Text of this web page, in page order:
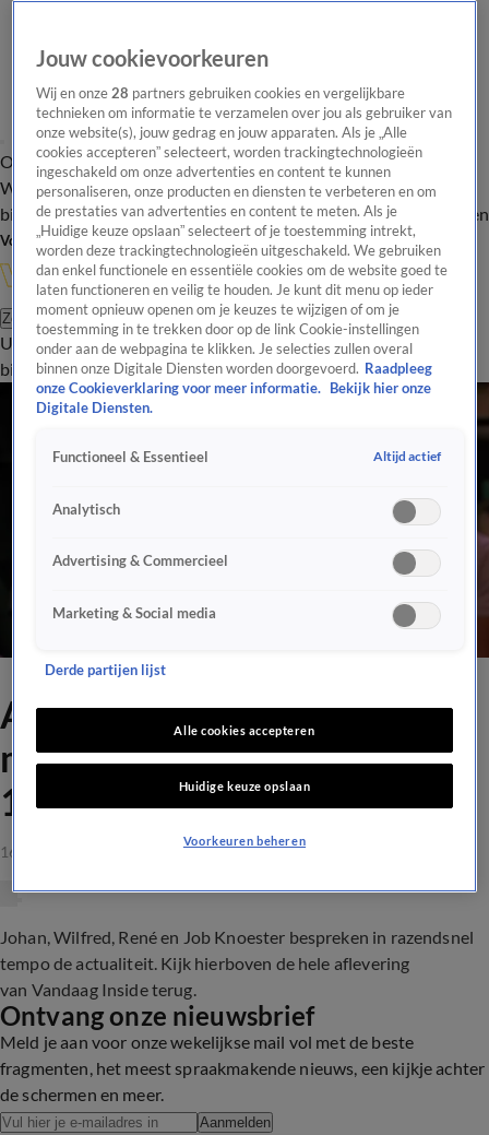
Overzicht Onze programma's Uitzendingen Onze gezichten
In de
WandelgangenInterviewsUitzending
bijwonenPodcastShopVeelgestelde vragenKijkersvraag insturen
Volg Vandaag Inside
Zoeken
UitzendingenVandaag InsideDe OranjezomerShopUitzending
bijwonen
Aflevering Vandaag Inside
met Job Knoester, dinsdag
16 augustus 2022
16 aug 2022, 23:33
Johan, Wilfred, René en Job Knoester bespreken in razendsnel
tempo de actualiteit. Kijk hierboven de hele aflevering
van Vandaag Inside terug.
Ontvang onze nieuwsbrief
Meld je aan voor onze wekelijkse mail vol met de beste
fragmenten, het meest spraakmakende nieuws, een kijkje achter
de schermen en meer.
Aanmelden
Jouw cookievoorkeuren
Wij en onze28 partners gebruiken cookies en vergelijkbare
technieken om informatie te verzamelen over jou als gebruiker van
onze website(s), jouw gedrag en jouw apparaten. Als je „Alle
cookies accepteren” selecteert, worden trackingtechnologieën
ingeschakeld om onze advertenties en content te kunnen
personaliseren, onze producten en diensten te verbeteren en om
de prestaties van advertenties en content te meten. Als je
„Huidige keuze opslaan” selecteert of je toestemming intrekt,
worden deze trackingtechnologieën uitgeschakeld. We gebruiken
dan enkel functionele en essentiële cookies om de website goed te
laten functioneren en veilig te houden. Je kunt dit menu op ieder
moment opnieuw openen om je keuzes te wijzigen of om je
toestemming in te trekken door op de link Cookie-instellingen
onder aan de webpagina te klikken. Je selecties zullen overal
binnen onze Digitale Diensten worden doorgevoerd. Raadpleeg
onze Cookieverklaring voor meer informatie.
Bekijk hier onze
Digitale Diensten.
Functioneel & Essentieel Altijd actief
Analytisch
Advertising & Commercieel
Marketing & Social media
Derde partijen lijst
Alle cookies accepteren
Huidige keuze opslaan
Voorkeuren beheren